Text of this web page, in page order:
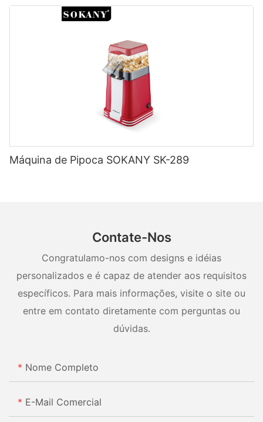
Máquina de Pipoca SOKANY SK-289
Contate-Nos
Congratulamo-nos com designs e idéias
personalizados e é capaz de atender aos requisitos
específicos. Para mais informações, visite o site ou
entre em contato diretamente com perguntas ou
dúvidas.
Nome Completo
E-Mail Comercial